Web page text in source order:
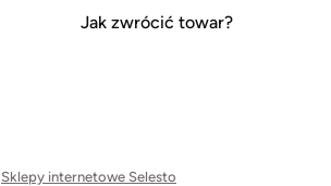
Jak zwrócić towar?
Sklepy internetowe Selesto